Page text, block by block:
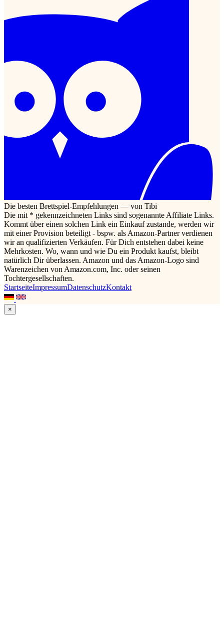
Die besten Brettspiel-Empfehlungen — von Tibi
Die mit * gekennzeichneten Links sind sogenannte Affiliate Links.
Kommt über einen solchen Link ein Einkauf zustande, werden wir
mit einer Provision beteiligt - bspw. als Amazon-Partner verdienen
wir an qualifizierten Verkäufen. Für Dich entstehen dabei keine
Mehrkosten. Wo, wann und wie Du ein Produkt kaufst, bleibt
natürlich Dir überlassen. Amazon und das Amazon-Logo sind
Warenzeichen von Amazon.com, Inc. oder seinen
Tochtergesellschaften.
StartseiteImpressumDatenschutzKontakt
×